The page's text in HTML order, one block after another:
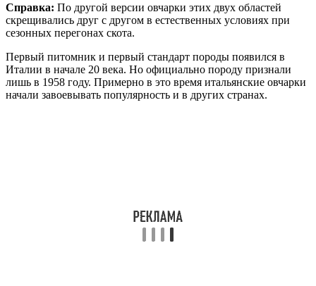
Справка: По другой версии овчарки этих двух областей
скрещивались друг с другом в естественных условиях при
сезонных перегонах скота.
Первый питомник и первый стандарт породы появился в
Италии в начале 20 века. Но официально породу признали
лишь в 1958 году. Примерно в это время итальянские овчарки
начали завоевывать популярность и в других странах.